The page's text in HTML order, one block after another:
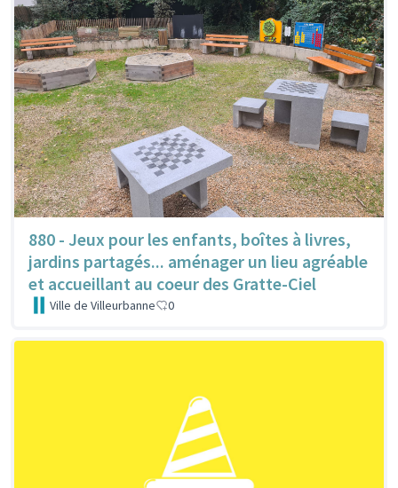
880 - Jeux pour les enfants, boîtes à livres,
jardins partagés... aménager un lieu agréable
et accueillant au coeur des Gratte-Ciel
Ville de Villeurbanne 0